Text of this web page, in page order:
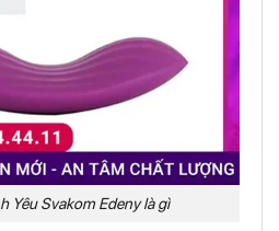
Yêu Svakom Edeny là gì